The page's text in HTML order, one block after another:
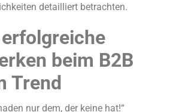
detailliert betrachten.
erfolgreiche
beim B2B
Trend
nur dem, der keine hat!“